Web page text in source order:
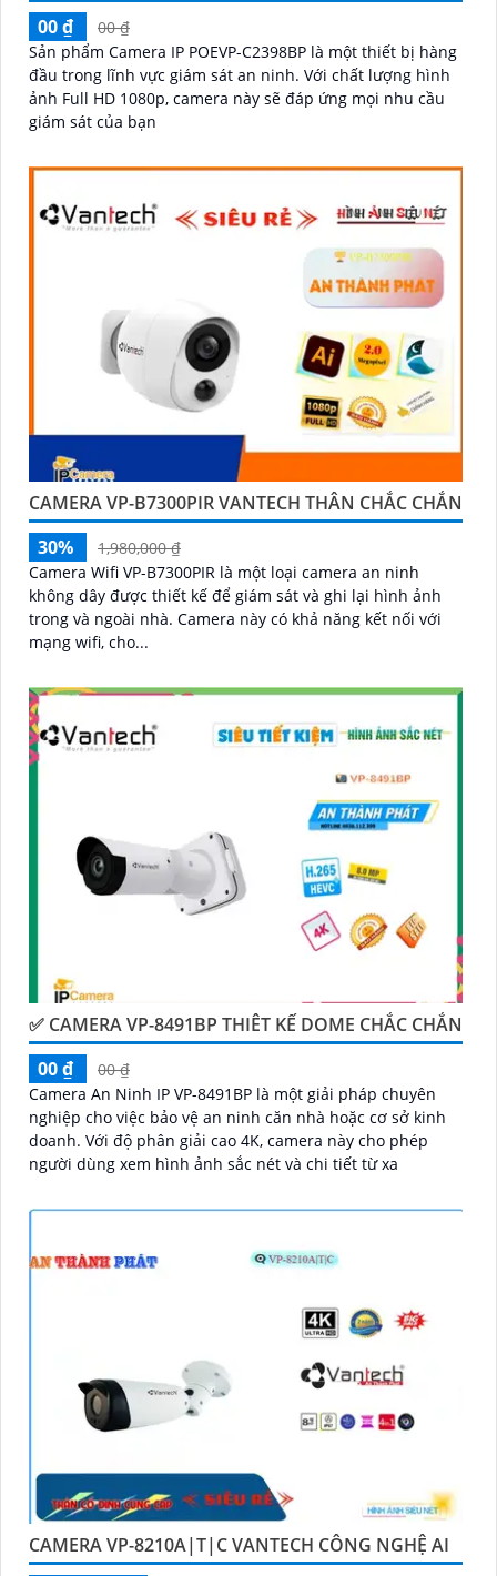
00 ₫
00 ₫
Sản phẩm Camera IP POEVP-C2398BP là một thiết bị hàng
đầu trong lĩnh vực giám sát an ninh. Với chất lượng hình
ảnh Full HD 1080p, camera này sẽ đáp ứng mọi nhu cầu
giám sát của bạn
CAMERA VP-B7300PIR VANTECH THÂN CHẮC CHẮN
30%
1,980,000 ₫
Camera Wifi VP-B7300PIR là một loại camera an ninh
không dây được thiết kế để giám sát và ghi lại hình ảnh
trong và ngoài nhà. Camera này có khả năng kết nối với
mạng wifi, cho...
✅ CAMERA VP-8491BP THIÊT KẾ DOME CHẮC CHẮN
00 ₫
00 ₫
Camera An Ninh IP VP-8491BP là một giải pháp chuyên
nghiệp cho việc bảo vệ an ninh căn nhà hoặc cơ sở kinh
doanh. Với độ phân giải cao 4K, camera này cho phép
người dùng xem hình ảnh sắc nét và chi tiết từ xa
CAMERA VP-8210A|T|C VANTECH CÔNG NGHỆ AI